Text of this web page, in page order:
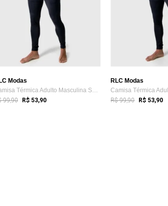
Modas
Camisa Térmica Adulto Masculina Segunda ...
99,90 R$ 53,90
RLC Modas
R$ 99,90 R$ 53,90